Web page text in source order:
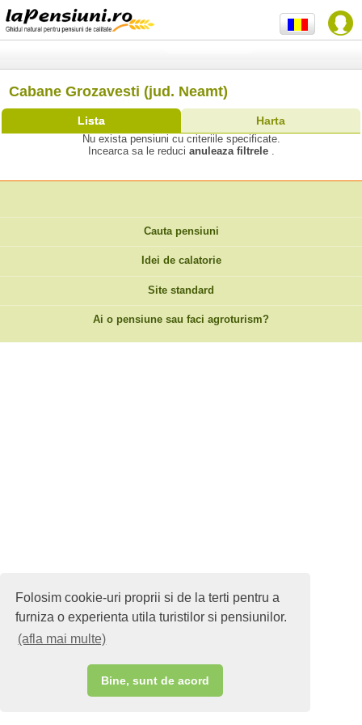
Folosim cookie-uri proprii si de la terti pentru a
furniza o experienta utila turistilor si pensiunilor.
(afla mai multe)
Bine, sunt de acord
Cabane Grozavesti (jud. Neamt)
Lista Harta
Nu exista pensiuni cu criteriile specificate.
Incearca sa le reduci anuleaza filtrele .
Cauta pensiuni
Idei de calatorie
Site standard
Ai o pensiune sau faci agroturism?